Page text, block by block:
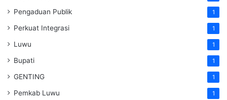
Pengaduan Publik 1
Perkuat Integrasi 1
Luwu 1
Bupati 1
GENTING 1
Pemkab Luwu 1